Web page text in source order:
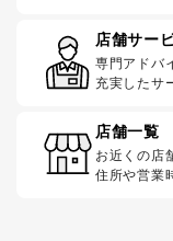
店舗サー
専門アドバ
充実したサ
店舗一覧
お近くの店
住所や営業